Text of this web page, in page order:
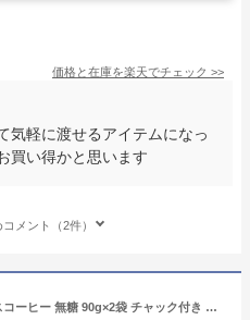
価格と在庫を楽天でチェック >>
気軽に渡せるアイテムになっ
買い得かと思います
メント（2件）
UCC おいしいカフェインレスコーヒー 無糖 90g×2袋 チャック付き デカフェ ノンカフェイン インスタント 珈琲 送料無料（北海道・東北・沖縄除く）